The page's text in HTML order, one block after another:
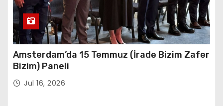
Amsterdam’da 15 Temmuz (İrade Bizim Zafer
Bizim) Paneli
Jul 16, 2026